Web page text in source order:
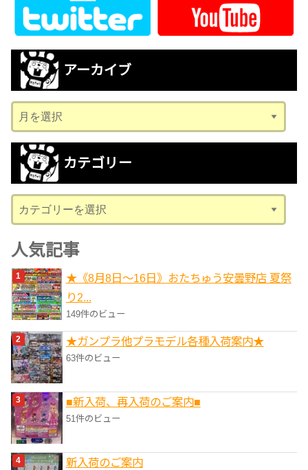
アーカイブ
ー
カ
ブ
カテゴリー
テ
ゴ
リ
ー
人気記事
★《8月8日～16日》おたちゅう安曇野店 夏祭
り2...
149件のビュー
★ガンプラ他プラモデル各種入荷案内★
63件のビュー
■新入荷、再入荷のご案内■
51件のビュー
新入荷のご案内